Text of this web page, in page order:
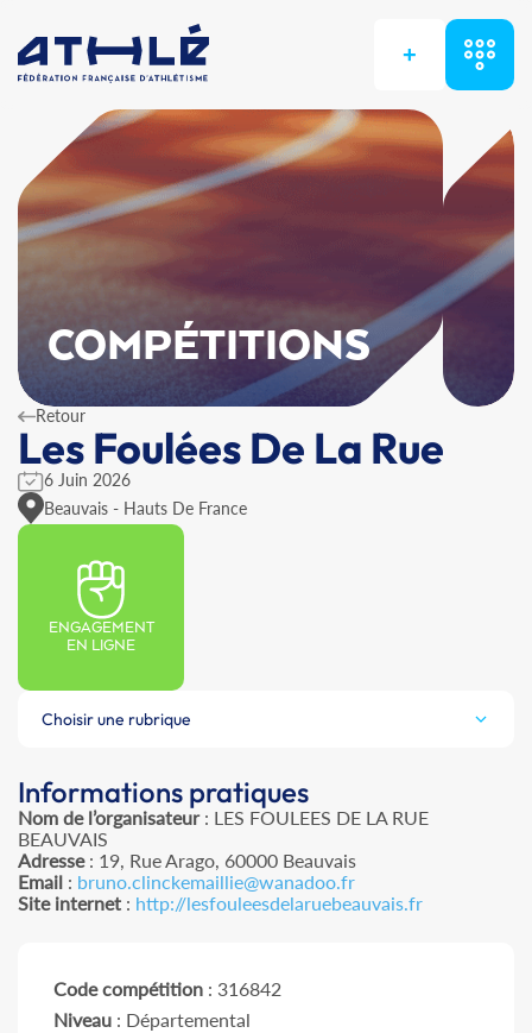
+
COMPÉTITIONS
Retour
Les Foulées De La Rue
6 Juin 2026
Beauvais - Hauts De France
ENGAGEMENT
EN LIGNE
Choisir une rubrique
Informations pratiques
Nom de l’organisateur: LES FOULEES DE LA RUE
BEAUVAIS
Adresse: 19, Rue Arago, 60000 Beauvais
Email : bruno.clinckemaillie@wanadoo.fr
Site internet : http://lesfouleesdelaruebeauvais.fr
Code compétition : 316842
Niveau : Départemental